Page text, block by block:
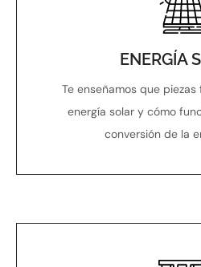
ENERGÍA
Te enseñamos que
energía solar y cómo
conversión de la